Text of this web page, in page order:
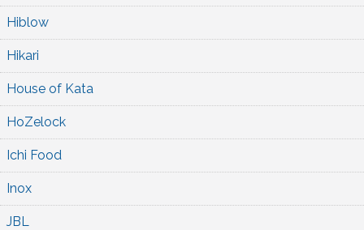
Hiblow
Hikari
House of Kata
HoZelock
Ichi Food
Inox
JBL